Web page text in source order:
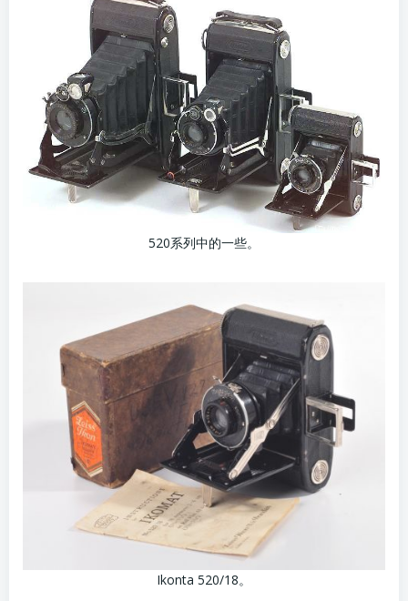
520系列中的一些。
Ikonta 520/18。